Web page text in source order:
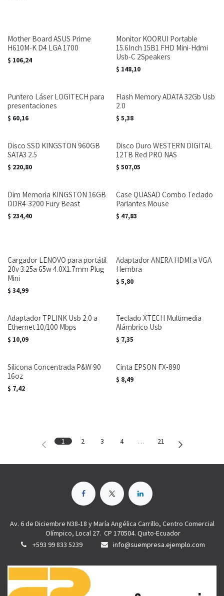
Mother Board ASUS Prime
H610M-K D4 LGA 1700
$ 106,24
Monitor KOORUI Portable
15.6Inch 15B1 FHD Mini-Hdmi
Usb-C 2Speakers
$ 148,10
Puntero Láser LOGITECH para
presentaciones
$ 60,16
Flash Memory ADATA 32Gb Usb
2.0
$ 5,38
Disco SSD KINGSTON 960GB
SATA3 2.5
$ 220,80
Disco Duro WESTERN DIGITAL
12TB Red PRO NAS
$ 507,05
Dim Memoria KINGSTON 16GB
DDR4-3200 Fury Beast
$ 234,40
Case QUASAD Combo Teclado
Parlantes Mouse
$ 47,83
Cargador LENOVO para portátil
20v 3.25a 65w 4.0X1.7mm Plug
Mini
$ 34,99
Adaptador ANERA HDMI a VGA
Hembra
$ 5,80
Adaptador TPLINK Usb 2.0 a
Ethernet 10/100 Mbps
$ 10,09
Teclado XTECH Multimedia
Alámbrico Usb
$ 7,35
Silicona Concentrada P&W 90
16oz
$ 7,42
Cinta EPSON FX-890
$ 8,49
1 2 3 4 … 21
Av. 6 de Diciembre N38-18 y María Angélica Carrillo, Centro Comercial
Olímpico, Local 27. CP 170504. Quito-Ecuador
+593 99 833 5239
info@suempresa.ejemplo.com